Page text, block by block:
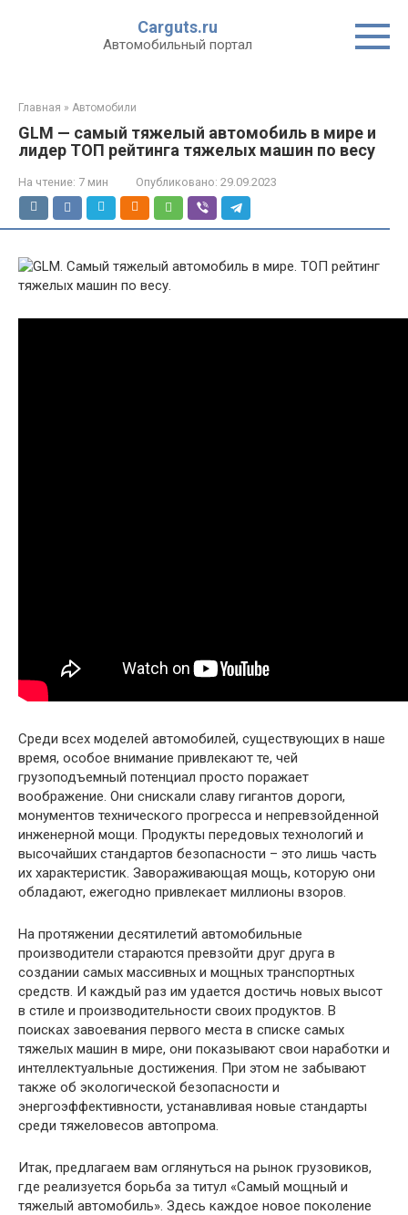
Carguts.ru
Автомобильный портал
Главная » Автомобили
GLM — самый тяжелый автомобиль в мире и
лидер ТОП рейтинга тяжелых машин по весу
На чтение: 7 мин Опубликовано: 29.09.2023
Среди всех моделей автомобилей, существующих в наше
время, особое внимание привлекают те, чей
грузоподъемный потенциал просто поражает
воображение. Они снискали славу гигантов дороги,
монументов технического прогресса и непревзойденной
инженерной мощи. Продукты передовых технологий и
высочайших стандартов безопасности – это лишь часть
их характеристик. Завораживающая мощь, которую они
обладают, ежегодно привлекает миллионы взоров.
На протяжении десятилетий автомобильные
производители стараются превзойти друг друга в
создании самых массивных и мощных транспортных
средств. И каждый раз им удается достичь новых высот
в стиле и производительности своих продуктов. В
поисках завоевания первого места в списке самых
тяжелых машин в мире, они показывают свои наработки и
интеллектуальные достижения. При этом не забывают
также об экологической безопасности и
энергоэффективности, устанавливая новые стандарты
среди тяжеловесов автопрома.
Итак, предлагаем вам оглянуться на рынок грузовиков,
где реализуется борьба за титул «Самый мощный и
тяжелый автомобиль». Здесь каждое новое поколение